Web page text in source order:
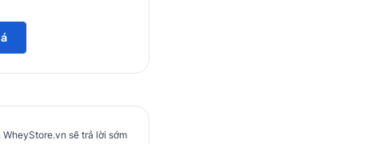
sẽ trả lời sớm